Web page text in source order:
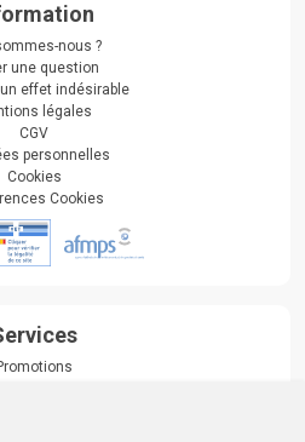
nous ?
une question
effet indésirable
légales
CGV
personnelles
Cookies
Cookies